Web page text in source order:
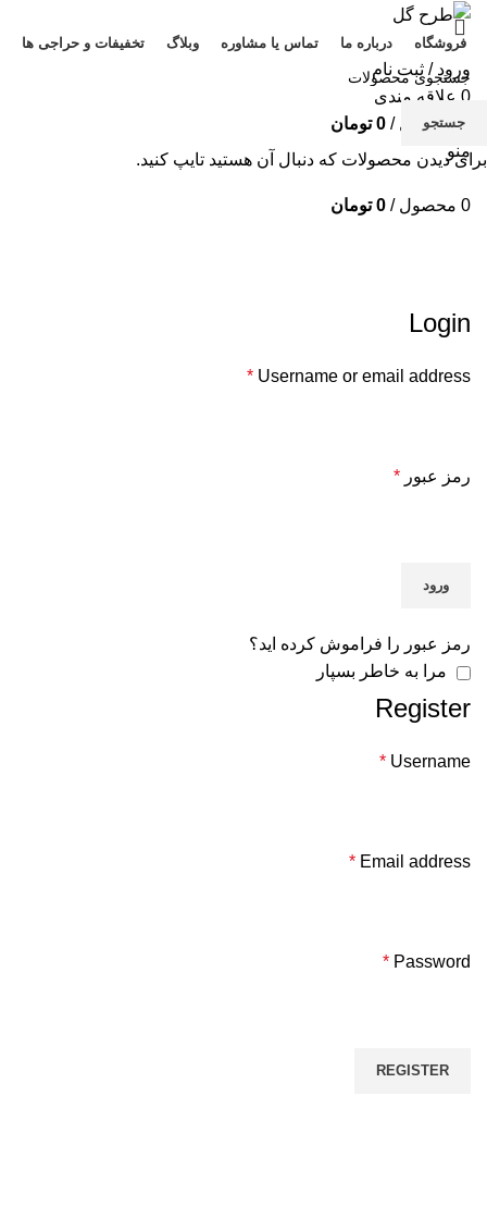
فروشگاه درباره ما تماس یا مشاوره وبلاگ تخفیفات و حراجی ها
ورود / ثبت نام
0 علاقه مندی
0 محصول /
0 تومان
منو
0 محصول /
0 تومان
Login
Username or email address
*
رمز عبور *
ورود
رمز عبور را فراموش کرده اید؟
مرا به خاطر بسپار
Register
Username
*
Email address
*
Password
*
REGISTER
جستجو
برای دیدن محصولات که دنبال آن هستید تایپ کنید.